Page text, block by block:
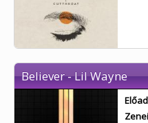
Believer - Lil Wayne